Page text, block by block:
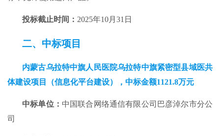
投标截止时间： 2025年10月31日
二、中标项目
内蒙古乌拉特中旗人民医院乌拉特中旗紧密型县域医共
体建设项目（信息化平台建设）
， 中标金额1121.8万元
中标单位： 中国联合网络通信有限公司巴彦淖尔市分公
司